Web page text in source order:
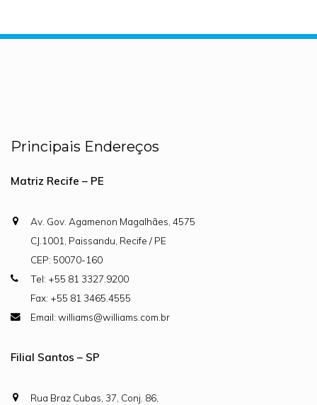
Principais Endereços
Matriz Recife – PE
Av. Gov. Agamenon Magalhães, 4575
CJ.1001, Paissandu, Recife / PE
CEP: 50070-160
Tel: +55 81 3327.9200
Fax: +55 81 3465.4555
Email: williams@williams.com.br
Filial Santos – SP
Rua Braz Cubas, 37, Conj. 86,